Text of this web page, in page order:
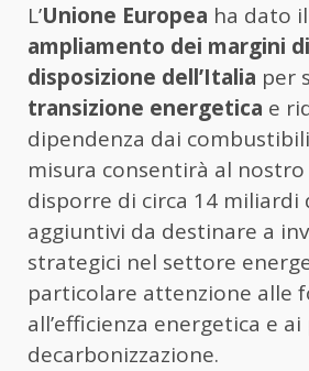
L’Unione Europea ha dato
ampliamento dei margini
disposizione dell’Italia per
transizione energetica e
dipendenza dai
misura consentirà al nostro
disporre di circa 14 miliardi
aggiuntivi da destinare a
strategici nel settore
particolare attenzione alle
all’efficienza energetica e
decarbonizzazione.